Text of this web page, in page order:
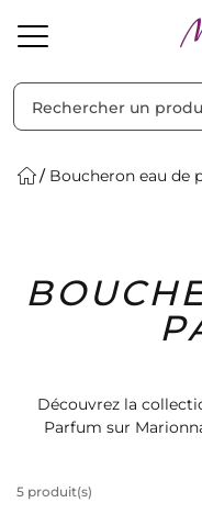
Solaire Homme
Boucheron eau de
Découvrez la
Parfum sur
et intemporelles qui
votre signature
5 produit(s)